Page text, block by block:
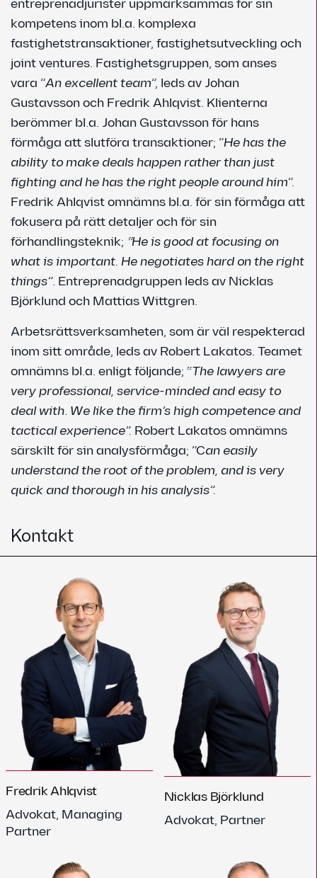
entreprenadjurister uppmärksammas för sin
kompetens inom bl.a. komplexa
fastighetstransaktioner, fastighetsutveckling och
joint ventures. Fastighetsgruppen, som anses
vara ”An excellent team”, leds av Johan
Gustavsson och Fredrik Ahlqvist. Klienterna
berömmer bl.a. Johan Gustavsson för hans
förmåga att slutföra transaktioner; ”He has the
ability to make deals happen rather than just
fighting and he has the right people around him”.
Fredrik Ahlqvist omnämns bl.a. för sin förmåga att
fokusera på rätt detaljer och för sin
förhandlingsteknik; “He is good at focusing on
what is important. He negotiates hard on the right
things”. Entreprenadgruppen leds av Nicklas
Björklund och Mattias Wittgren.
Arbetsrättsverksamheten, som är väl respekterad
inom sitt område, leds av Robert Lakatos. Teamet
omnämns bl.a. enligt följande; “The lawyers are
very professional, service-minded and easy to
deal with. We like the firm’s high competence and
tactical experience”. Robert Lakatos omnämns
särskilt för sin analysförmåga; ”Can easily
understand the root of the problem, and is very
quick and thorough in his analysis”.
Kontakt
Fredrik Ahlqvist
Advokat, Managing
Partner
Nicklas Björklund
Advokat, Partner